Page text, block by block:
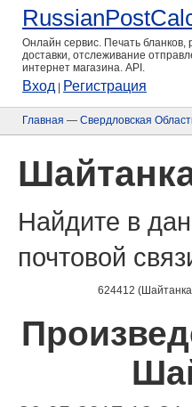
Онлайн сервис. Печать бланков,
доставки, отслеживание
интернет магазина. API.
Вход Регистрация
Главная — Свердловская
Найдите в
почтовой
624412